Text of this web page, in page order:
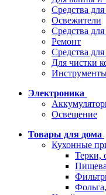
Средства
Освежители
Средства
Ремонт
Средства
Для чистки
Электроника
Освещение
Товары для дома
Кухонные
Терки,